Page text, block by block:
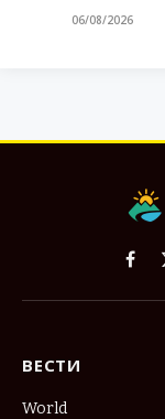
06/08/2026
ВЕСТИ
World